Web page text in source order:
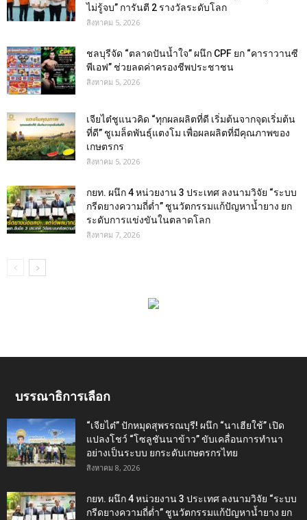
ไม่รู้จบ” การันตี 2 รางวัลระดับโลก
สิงหาคม 5, 2026
ชลบุรีจัด “ตลาดปันน้ำใจ” ผนึก CPF ยก “คาราวานซี
พีเอฟ” ช่วยลดค่าครองชีพประชาชน
สิงหาคม 5, 2026
เจียไต๋ชูแนวคิด “ทุกผลผลิตที่ดี เริ่มต้นจากจุดเริ่มต้น
ที่ดี” ชูเมล็ดพันธุ์แตงโม เพื่อผลผลิตที่มีคุณภาพของ
เกษตรกร
สิงหาคม 5, 2026
กยท. ผนึก 4 หน่วยงาน 3 ประเทศ ลงนามวิจัย “ระบบ
กรีดยางความถี่ต่ำ” ชูนวัตกรรมแก้ปัญหาน้ำยาง ยก
ระดับการแข่งขันในตลาดโลก
สิงหาคม 7, 2026
บรรณาธิการเลือก
“เจียไต๋” ปักหมุดสุพรรณบุรี! ผนึก “นาเฮียใช้” เปิด
แปลงโชว์ “โซลูชันนาข้าว” ขับเคลื่อนการทำนา
อย่างเป็นระบบ ยกระดับเกษตรกรไทย
สิงหาคม 8, 2026
กยท. ผนึก 4 หน่วยงาน 3 ประเทศ ลงนามวิจัย “ระบบ
กรีดยางความถี่ต่ำ” ชูนวัตกรรมแก้ปัญหาน้ำยาง ยก